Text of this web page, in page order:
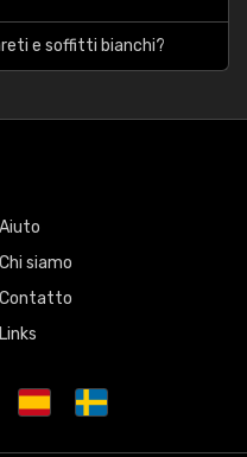
e soffitti bianchi?
Aiuto
Chi siamo
Contatto
Links